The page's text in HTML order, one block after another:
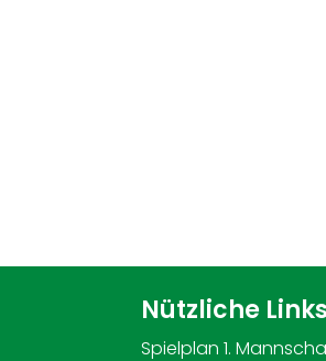
Nützliche
Spielplan 1.